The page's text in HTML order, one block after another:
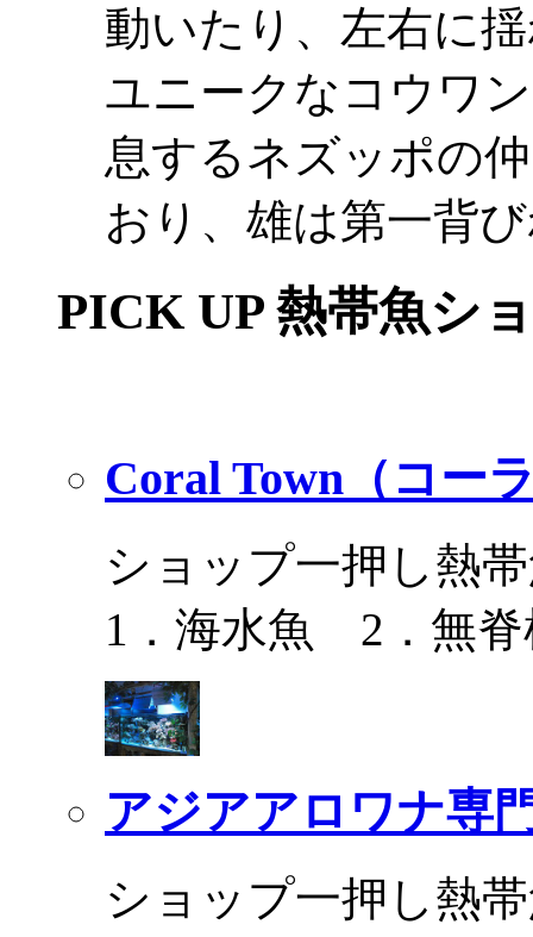
動いたり、左右に
ユニークなコウワ
息するネズッポの
おり、雄は第一背
PICK UP 熱帯魚シ
Coral Town（コー
ショップ一押し熱
1．海水魚 2．無脊
アジアアロワナ専
ショップ一押し熱